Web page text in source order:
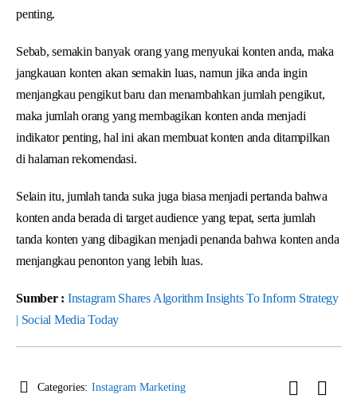
penting.
Sebab, semakin banyak orang yang menyukai konten anda, maka
jangkauan konten akan semakin luas, namun jika anda ingin
menjangkau pengikut baru dan menambahkan jumlah pengikut,
maka jumlah orang yang membagikan konten anda menjadi
indikator penting, hal ini akan membuat konten anda ditampilkan
di halaman rekomendasi.
Selain itu, jumlah tanda suka juga biasa menjadi pertanda bahwa
konten anda berada di target audience yang tepat, serta jumlah
tanda konten yang dibagikan menjadi penanda bahwa konten anda
menjangkau penonton yang lebih luas.
Sumber : Instagram Shares Algorithm Insights To Inform Strategy
| Social Media Today
Categories: Instagram Marketing